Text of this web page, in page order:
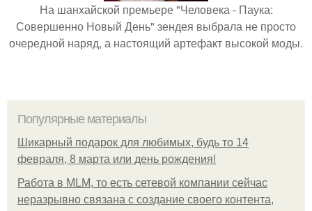
На шанхайской премьере "Человека - Паука:
Совершенно Новый День" зендея выбрала не просто
очередной наряд, а настоящий артефакт высокой моды.
Популярные материалы
Шикарный подарок для любимых, будь то 14
февраля, 8 марта или день рождения!
Работа в MLM, то есть сетевой компании сейчас
неразрывно связана с создание своего контента,